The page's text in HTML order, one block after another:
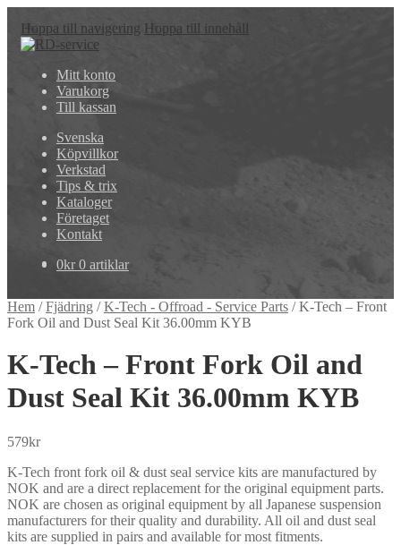
Hoppa till navigering Hoppa till innehåll
Mitt konto
Varukorg
Till kassan
Svenska
Köpvillkor
Verkstad
Tips & trix
Kataloger
Företaget
Kontakt
0kr 0 artiklar
Hem /Fjädring /K-Tech - Offroad - Service Parts /K-Tech – Front
Fork Oil and Dust Seal Kit 36.00mm KYB
K-Tech – Front Fork Oil and
Dust Seal Kit 36.00mm KYB
579kr
K-Tech front fork oil & dust seal service kits are manufactured by
NOK and are a direct replacement for the original equipment parts.
NOK are chosen as original equipment by all Japanese suspension
manufacturers for their quality and durability. All oil and dust seal
kits are supplied in pairs and available for most fitments.